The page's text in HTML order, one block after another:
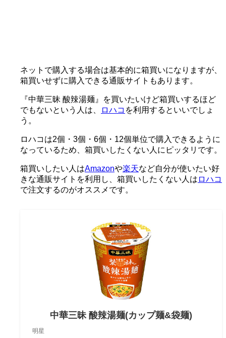
ネットで購入する場合は基本的に箱買いになりますが、
箱買いせずに購入できる通販サイト もあります。
『中華三昧 酸辣湯麺』を買いたいけど箱買いするほど
でもないという人は、
ロハコ を利用するといいでしょ
う。
ロハコは2個・3個・6個・12個単位で購入できるように
なっているため、箱買いしたくない人にピッタリです。
箱買いしたい人はAmazonや楽天など自分が使いたい好
きな通販サイトを利用し、箱買いしたくない人は ロハコ
で注文するのがオススメです。
中華三昧 酸辣湯麺(カップ麺&袋麺)
明星